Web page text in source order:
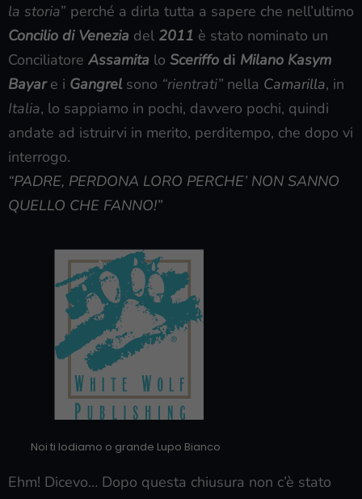
la storia” perché a dirla tutta a sapere che nell’ultimo
Concilio di Venezia del 2011 è stato nominato un
Conciliatore Assamita lo Sceriffo di Milano Kasym
Bayare i Gangrel sono “rientrati” nella Camarilla, in
Italia, lo sappiamo in pochi, davvero pochi, quindi
andate ad istruirvi in merito, perditempo, che dopo vi
interrogo.
“PADRE, PERDONA LORO PERCHE’ NON SANNO
QUELLO CHE FANNO!”
Noi ti lodiamo o grande Lupo Bianco
Ehm! Dicevo… Dopo questa chiusura non c’è stato